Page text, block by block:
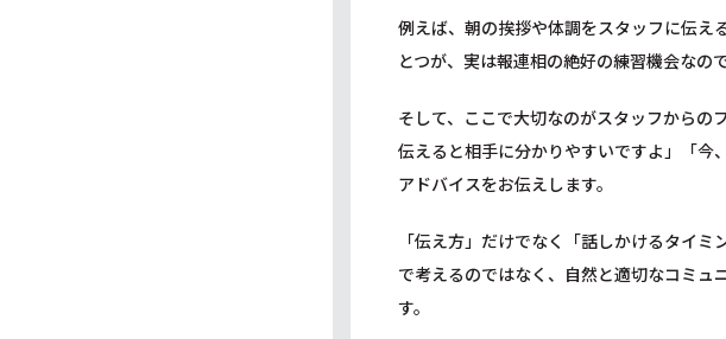
例えば、朝の挨拶や体調をスタッフに伝え
とつが、実は報連相の絶好の練習機会なので
そして、ここで大切なのがスタッフからの
伝えると相手に分かりやすいですよ」「今
アドバイスをお伝えします。
「伝え方」だけでなく「話しかけるタイ
で考えるのではなく、自然と適切なコミュ
す。